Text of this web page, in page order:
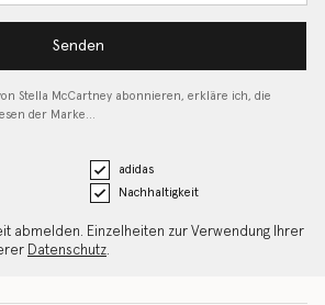
Senden
Stella McCartney abonnieren, erkläre ich, die
der Marke…
adidas
Nachhaltigkeit
abmelden. Einzelheiten zur Verwendung Ihrer
Datenschutz.